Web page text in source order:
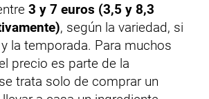
3 y 7 euros (3,5 y 8,3
, según la variedad, si
la temporada. Para muchos
precio es parte de la
trata solo de comprar un